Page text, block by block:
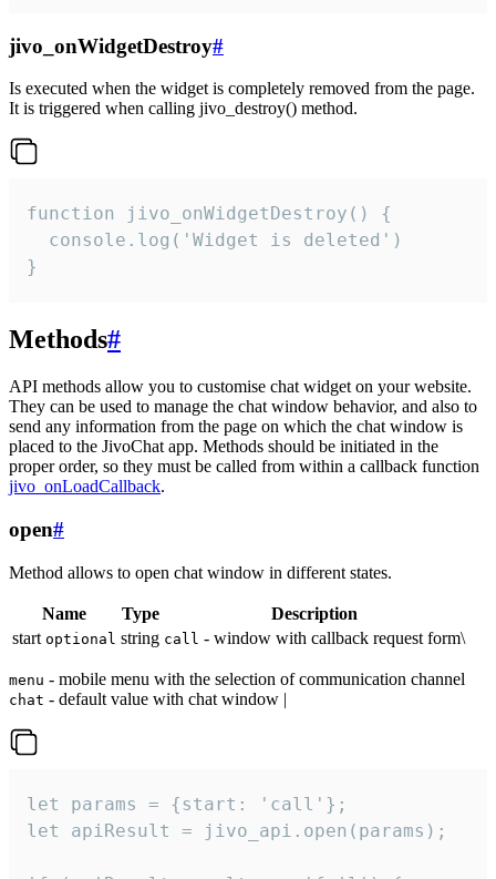
jivo_onWidgetDestroy#
Is executed when the widget is completely removed from the page.
It is triggered when calling jivo_destroy() method.
function jivo_onWidgetDestroy() {
  console.log('Widget is deleted')
}
Methods#
API methods allow you to customise chat widget on your website.
They can be used to manage the chat window behavior, and also to
send any information from the page on which the chat window is
placed to the JivoChat app. Methods should be initiated in the
proper order, so they must be called from within a callback function
jivo_onLoadCallback.
open#
Method allows to open chat window in different states.
Name Type
Description
start optional string call - window with callback request form\
menu - mobile menu with the selection of communication channel
chat - default value with chat window |
let params = {start: 'call'};
let apiResult = jivo_api.open(params);